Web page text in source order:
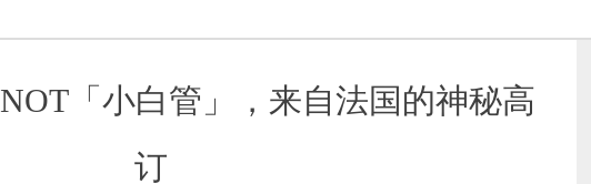
「小白管」，来自法国的神秘高
订